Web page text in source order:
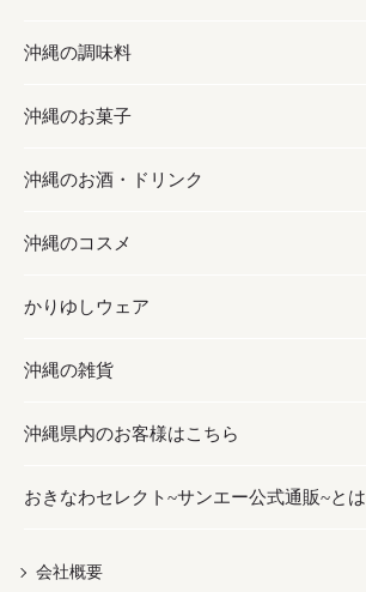
フルーツ・野菜
お肉
海産物
加工食品
缶詰／パウチ
沖縄料理
沖縄そば／乾麺
レトルト食品
乾物／粉類
沖縄の調味料
調味料
砂糖／黒砂糖
塩
お酢／ドレッシング
しょうゆ
みそ
だし／スパイス／島唐辛子
沖縄のお菓子
お菓子
黒糖
ちんすこう
伝統菓子
スナック
おつまみ
紅芋
沖縄のお酒・ドリンク
お酒・ドリンク
泡盛
ビール・チューハイ
ワイン・ウィスキー・カクテル
ドリンク
茶葉
沖縄のコスメ
コスメ
スキンケア
ボディケア
ヘアケア
UVケア
かりゆしウェア
かりゆしウェア
メンズ
レディース
沖縄の雑貨
雑貨
沖縄ファッション
伝統工芸品
沖縄県内のお客様はこちら
おきなわセレクト~サンエー公式通販~とは
会社概要